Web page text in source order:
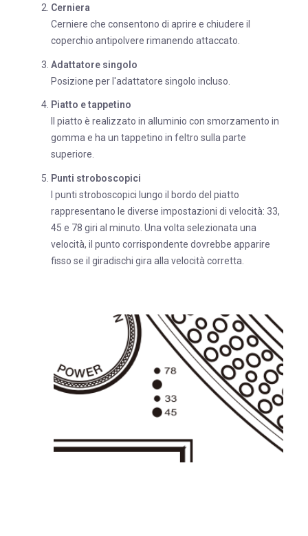
Cerniera
Cerniere che consentono di aprire e chiudere il
coperchio antipolvere rimanendo attaccato.
Adattatore singolo
Posizione per l'adattatore singolo incluso.
Piatto e tappetino
Il piatto è realizzato in alluminio con smorzamento in
gomma e ha un tappetino in feltro sulla parte
superiore.
Punti stroboscopici
I punti stroboscopici lungo il bordo del piatto
rappresentano le diverse impostazioni di velocità: 33,
45 e 78 giri al minuto. Una volta selezionata una
velocità, il punto corrispondente dovrebbe apparire
fisso se il giradischi gira alla velocità corretta.